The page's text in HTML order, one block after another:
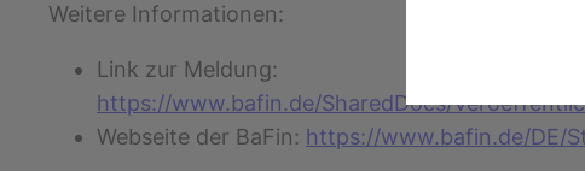
Weitere Informationen:
Link zur Meldung:
https://www.bafin.de/SharedDocs/
Webseite der BaFin: https://www.bafin.de/DE/